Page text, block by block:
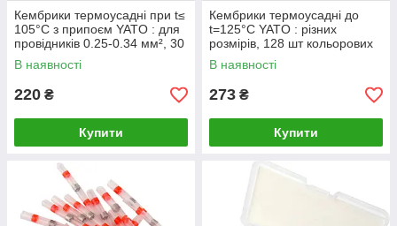
Кембрики термоусадні при t≤
105°C з припоєм YATO : для
провідників 0.25-0.34 мм², 30
шт [25]
В наявності
220 ₴
Купити
Кембрики термоусадні до
t=125°C YATO : різних
розмірів, 128 шт кольорових
[24]
В наявності
273 ₴
Купити